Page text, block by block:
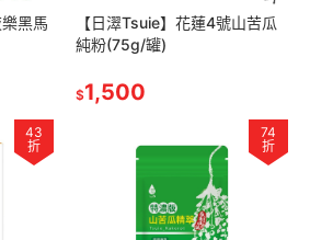
黑馬
【日濢Tsuie】花蓮4號山苦瓜
純粉(75g/罐)
$1,500
43
折
74
折